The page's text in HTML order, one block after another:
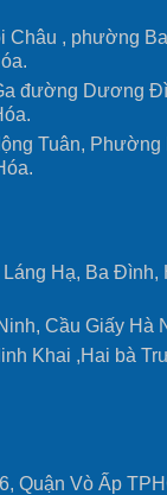
Châu , phường Ba
đường Dương
Tuân, Phường
Láng Hạ, Ba Đình,
Cầu Giấy Hà
Khai ,Hai bà
Quận Vò Ấp